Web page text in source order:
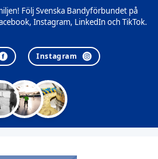
Följ Svenska Bandyförbundet på
Instagram, LinkedIn och TikTok.
Instagram